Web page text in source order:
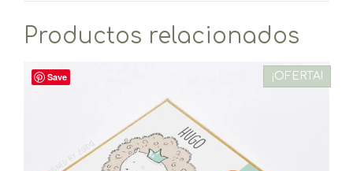
Productos relacionados
Save ¡OFERTA!